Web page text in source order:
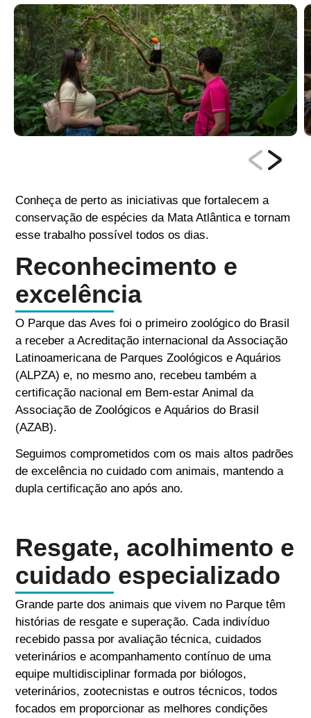
Conheça de perto as iniciativas que fortalecem a
conservação de espécies da Mata Atlântica e tornam
esse trabalho possível todos os dias.
Reconhecimento e
excelência
O Parque das Aves foi o primeiro zoológico do Brasil
a receber a Acreditação internacional da Associação
Latinoamericana de Parques Zoológicos e Aquários
(ALPZA) e, no mesmo ano, recebeu também a
certificação nacional em Bem-estar Animal da
Associação de Zoológicos e Aquários do Brasil
(AZAB).
Seguimos comprometidos com os mais altos padrões
de excelência no cuidado com animais, mantendo a
dupla certificação ano após ano.
Resgate, acolhimento e
cuidado especializado
Grande parte dos animais que vivem no Parque têm
histórias de resgate e superação. Cada indivíduo
recebido passa por avaliação técnica, cuidados
veterinários e acompanhamento contínuo de uma
equipe multidisciplinar formada por biólogos,
veterinários, zootecnistas e outros técnicos, todos
focados em proporcionar as melhores condições